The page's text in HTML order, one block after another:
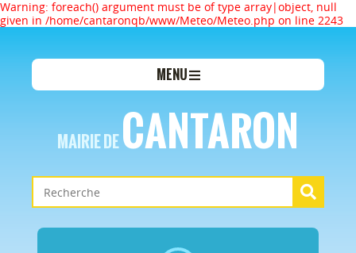
Warning: foreach() argument must be of type array|object, null
given in /home/cantaronqb/www/Meteo/Meteo.php on line 2243
MENU
MAIRIE DECANTARON